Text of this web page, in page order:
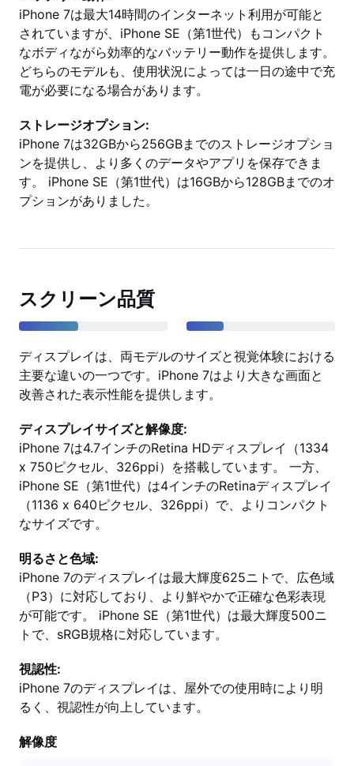
iPhone 7は最大14時間のインターネット利用が可能と
されていますが、iPhone SE（第1世代）もコンパクト
なボディながら効率的なバッテリー動作を提供します。
どちらのモデルも、使用状況によっては一日の途中で充
電が必要になる場合があります。
ストレージオプション:
iPhone 7は32GBから256GBまでのストレージオプショ
ンを提供し、より多くのデータやアプリを保存できま
す。 iPhone SE（第1世代）は16GBから128GBまでのオ
プションがありました。
スクリーン品質
ディスプレイは、両モデルのサイズと視覚体験における
主要な違いの一つです。iPhone 7はより大きな画面と
改善された表示性能を提供します。
ディスプレイサイズと解像度:
iPhone 7は4.7インチのRetina HDディスプレイ（1334
x 750ピクセル、326ppi）を搭載しています。 一方、
iPhone SE（第1世代）は4インチのRetinaディスプレイ
（1136 x 640ピクセル、326ppi）で、よりコンパクト
なサイズです。
明るさと色域:
iPhone 7のディスプレイは最大輝度625ニトで、広色域
（P3）に対応しており、より鮮やかで正確な色彩表現
が可能です。 iPhone SE（第1世代）は最大輝度500ニ
トで、sRGB規格に対応しています。
視認性:
iPhone 7のディスプレイは、屋外での使用時により明
るく、視認性が向上しています。
解像度